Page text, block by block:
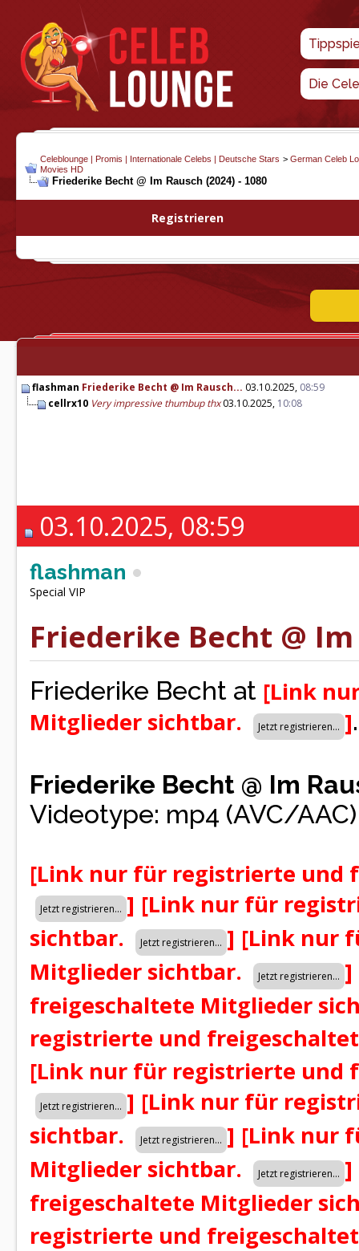
Die
Celeblounge | Promis | Internationale Celebs | Deutsche Stars > German Celeb
Movies HD
Friederike Becht @ Im Rausch (2024) - 1080
Registrieren
flashman Friederike Becht @ Im Rausch... 03.10.2025, 08:59
cellrx10 Very impressive thumbup thx03.10.2025, 10:08
03.10.2025, 08:59
flashman
Special VIP
Friederike Becht @ Im
Friederike Becht at [Link
Mitglieder sichtbar.
].
Friederike Becht @ Im
Videotype: mp4 (AVC/AAC)
[Link nur für registrierte und
] [Link nur für
sichtbar.
] [Link nur
Mitglieder sichtbar.
]
freigeschaltete Mitglieder
registrierte und
[Link nur für registrierte und
] [Link nur für
sichtbar.
] [Link nur
Mitglieder sichtbar.
]
freigeschaltete Mitglieder
registrierte und